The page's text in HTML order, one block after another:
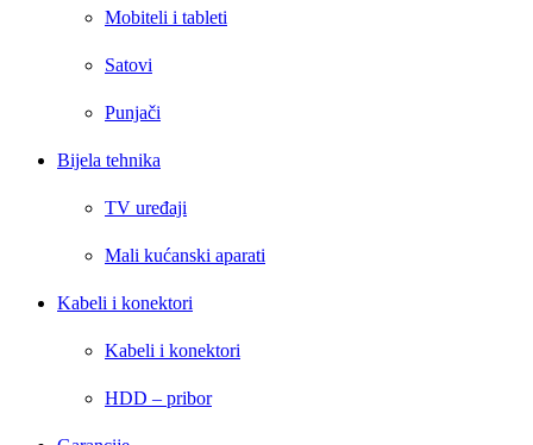
Mobiteli i tableti
Satovi
Punjači
Bijela tehnika
TV uređaji
Mali kućanski aparati
Kabeli i konektori
Kabeli i konektori
HDD – pribor